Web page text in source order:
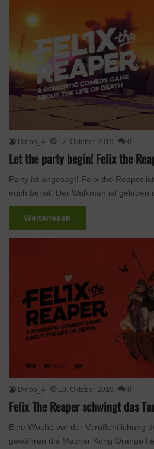
Dinoo_4 17. Oktober 2019 0
Let the party begin! Felix the
Party ist angesagt! Felix the Reaper
euch bereit. Der Walkman ist geladen
Weiterlesen
Dinoo_4 10. Oktober 2019 0
Felix The Reaper schwingt das
Eine Woche vor der Veröffentlichung
gewähren die Macher Kong Orange